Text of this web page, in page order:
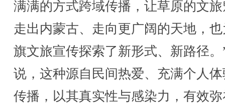
满满的方式跨域传播，让草原的文
走出内蒙古、走向更广阔的天地，
旗文旅宣传探索了新形式、新路径。
说，这种源自民间热爱、充满个人
传播，以其真实性与感染力，有效